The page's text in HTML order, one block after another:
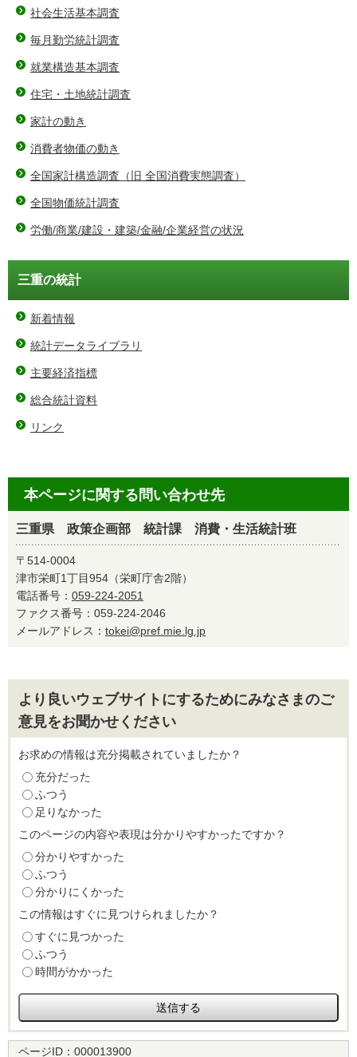
社会生活基本調査
毎月勤労統計調査
就業構造基本調査
住宅・土地統計調査
家計の動き
消費者物価の動き
全国家計構造調査（旧 全国消費実態調査）
全国物価統計調査
労働/商業/建設・建築/金融/企業経営の状況
三重の統計
新着情報
統計データライブラリ
主要経済指標
総合統計資料
リンク
本ページに関する問い合わせ先
三重県 政策企画部 統計課 消費・生活統計班
〒514-0004
津市栄町1丁目954（栄町庁舎2階）
電話番号： 059-224-2051
ファクス番号：059-224-2046
メールアドレス： tokei@pref.mie.lg.jp
より良いウェブサイトにするためにみなさまのご
意見をお聞かせください
お求めの情報は充分掲載されていましたか？
充分だった
ふつう
足りなかった
このページの内容や表現は分かりやすかったですか？
分かりやすかった
ふつう
分かりにくかった
この情報はすぐに見つけられましたか？
すぐに見つかった
ふつう
時間がかかった
ページID： 000013900